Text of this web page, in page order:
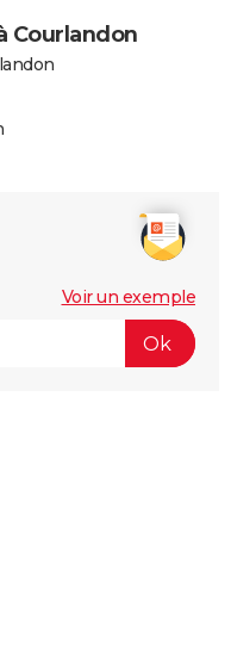
Courlandon
Voir un exemple